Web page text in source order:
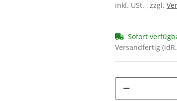
inkl. USt. , zzgl.
Sofort
Versandfertig